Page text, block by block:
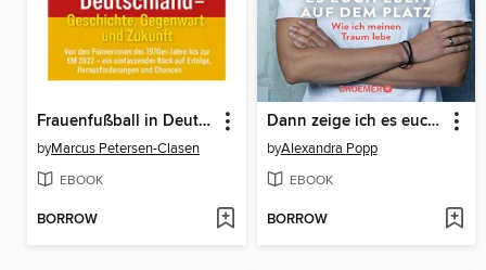
Frauenfußball in Deutschland – Geschichte, Gegenwart und Zukunft
byMarcus Petersen-Clasen
EBOOK
BORROW
Dann zeige ich es euch eben auf dem Platz
byAlexandra Popp
EBOOK
BORROW